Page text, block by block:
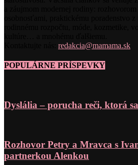
redakcia@mamama.sk
POPULÁRNE PRÍSPEVKY
Dyslália – porucha reči, ktorá
Rozhovor Petry a Mravca s
partnerkou Alenkou